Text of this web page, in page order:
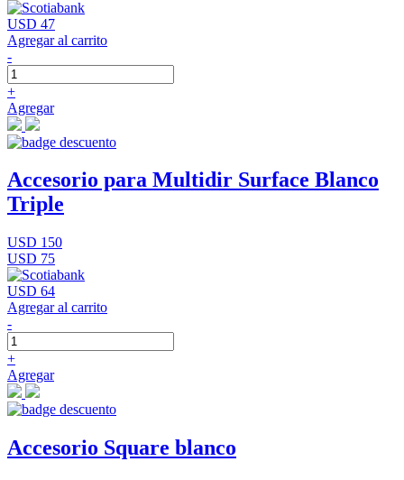
USD 47
Agregar al carrito
-
+
Agregar
Accesorio para Multidir Surface Blanco
Triple
USD 150
USD 75
USD 64
Agregar al carrito
-
+
Agregar
Accesorio Square blanco